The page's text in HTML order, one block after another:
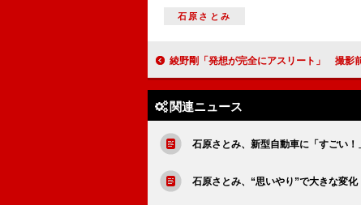
石原さとみ
綾野剛「発想が完全にアスリート」 撮影前に２カ月間のフィ
関連ニュース
石原さとみ、新型自動車に「すごい
石原さとみ、“思いやり”で大きな変